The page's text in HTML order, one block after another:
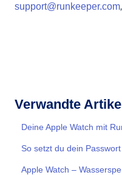
support@runkeeper.com
Verwandte
Deine Apple Watch mit
So setzt du dein
Apple Watch –